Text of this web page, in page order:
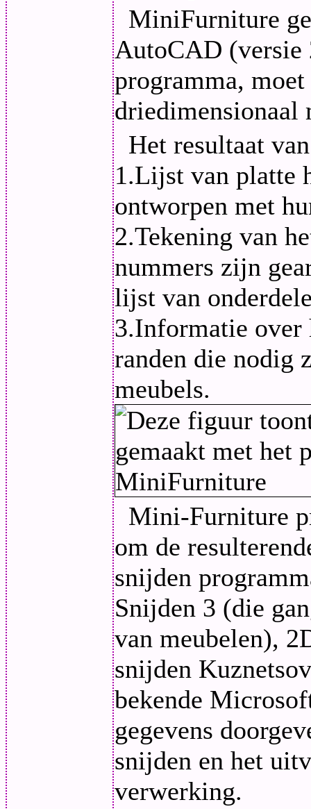
MiniFurniture
AutoCAD (versie
programma,
driedimensionaal
Het resultaat
1.Lijst van platte
ontworpen met
2.Tekening van
nummers zijn
lijst van
3.Informatie over
randen die nodig
meubels.
Mini-Furniture
om de
snijden
Snijden 3 (die
van meubelen),
snijden
bekende
gegevens
snijden en het
verwerking.